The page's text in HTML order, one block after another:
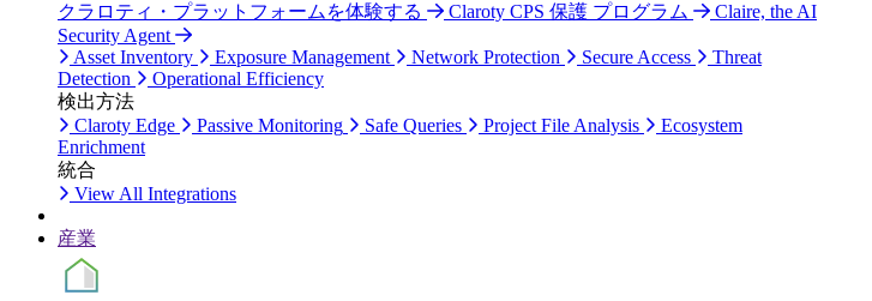
クラロティ・プラットフォームを体験する
Claroty CPS 保護 プログラム
Claire, the AI
Security Agent
Asset Inventory
Exposure Management Network Protection Secure Access
Threat
Detection
Operational Efficiency
検出方法
Claroty Edge
Passive Monitoring Safe Queries Project File Analysis
Ecosystem
Enrichment
統合
View All Integrations
産業